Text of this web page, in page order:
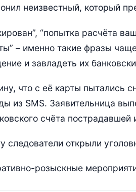
неизвестный, который
“попытка расчёта
– именно такие фразы
и завладеть их
что с её карты пытались
из SMS. Заявительница
счёта
следователи открыли
розыскные